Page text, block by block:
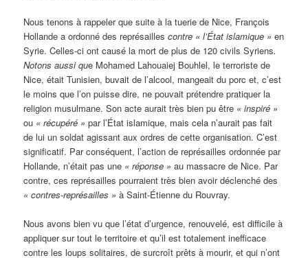
Nous tenons à rappeler que suite à la tuerie de Nice, François
Hollande a ordonné des représaillescontre « l’État islamique » en
Syrie. Celles-ci ont causé la mort de plus de 120 civils Syriens.
Notons aussi que Mohamed Lahouaiej Bouhlel, le terroriste de
Nice, était Tunisien, buvait de l’alcool, mangeait du porc et, c’est
le moins que l’on puisse dire, ne pouvait prétendre pratiquer la
religion musulmane. Son acte aurait très bien pu être « inspiré »
ou « récupéré » par l’État islamique, mais cela n’aurait pas fait
de lui un soldat agissant aux ordres de cette organisation. C’est
significatif. Par conséquent, l’action de représailles ordonnée par
Hollande, n’était pas une « réponse » au massacre de Nice. Par
contre, ces représailles pourraient très bien avoir déclenché des
« contres-représailles » à Saint-Étienne du Rouvray.
Nous avons bien vu que l’état d’urgence, renouvelé, est difficile à
appliquer sur tout le territoire et qu’il est totalement inefficace
contre les loups solitaires, de surcroît prêts à mourir, et qui n’ont